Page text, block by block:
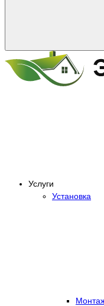
Услуги
Установка